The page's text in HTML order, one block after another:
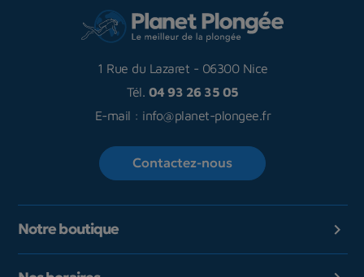
1 Rue du Lazaret - 06300 Nice
Tél. 04 93 26 35 05
E-mail : info@planet-plongee.fr
Contactez-nous
Notre boutique 